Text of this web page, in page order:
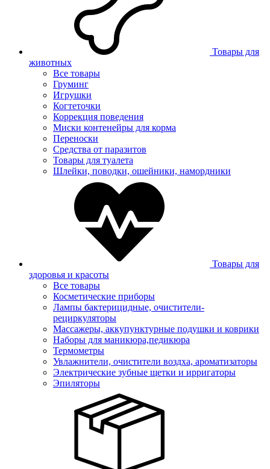
Товары для
животных
Все товары
Груминг
Игрушки
Когтеточки
Коррекция поведения
Миски контенейры для корма
Переноски
Средства от паразитов
Товары для туалета
Шлейки, поводки, ошейники, намордники
Товары для
здоровья и красоты
Все товары
Косметические приборы
Лампы бактерицидные, очистители-
рециркуляторы
Массажеры, аккупунктурные подушки и коврики
Наборы для маникюра,педикюра
Термометры
Увлажнители, очистители воздха, ароматизаторы
Электрические зубные щетки и ирригаторы
Эпиляторы